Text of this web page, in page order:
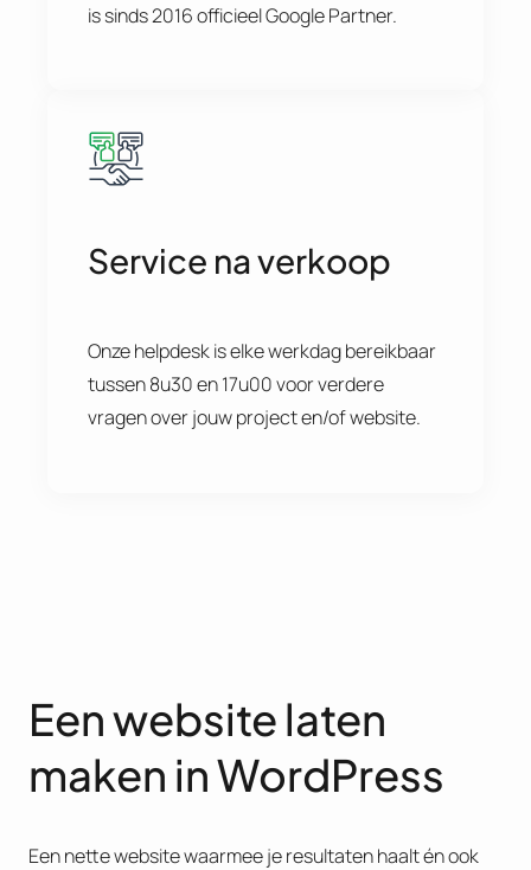
is sinds 2016 officieel Google Partner.
Service na verkoop
Onze helpdesk is elke werkdag bereikbaar
tussen 8u30 en 17u00 voor verdere
vragen over jouw project en/of website.
Een website laten
maken in WordPress
Een nette website waarmee je resultaten haalt én ook